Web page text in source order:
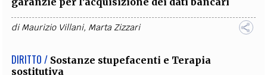
diMaurizio Villani, Marta Zizzari
DIRITTO / Sostanze stupefacenti e Terapia
sostitutiva